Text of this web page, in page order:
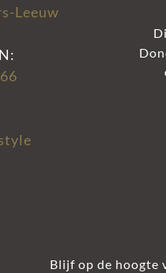
Leeuw
Blijf op de hoogte